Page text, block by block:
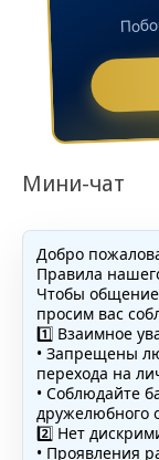
Мини-чат
Добро
Правила
Чтобы
просим вас
1️⃣ Взаимное
• Запрещены
перехода на
• Соблюдайте
дружелюбного
2️⃣ Нет
• Проявления